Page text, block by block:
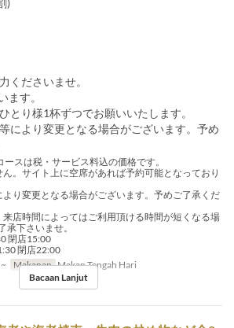
くださいませ。
ます。
とり様1杯ずつでお願いいたします。
により変更となる場合がございます。予め
ースは税・サービス料込の価格です。
。サイト上に空席があれば予約可能となっており
り変更となる場合がございます。予めご了承くだ
店時間によってはご利用頂ける時間が短くなる場
承下さいませ。
閉店15:00
閉店22:00
Makanan Makan Tengah Hari
Bacaan Lanjut